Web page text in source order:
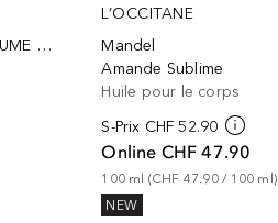
GOLDEN BRULEE BODY & HAIR PERFUME MIST
L’OCCITANE
Mandel
Amande Sublime
Huile pour le corps
S-Prix CHF 52.90
Online CHF 47.90
100 ml (CHF 47.90 / 100 ml)
NEW